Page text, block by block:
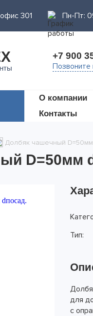
офис 301 Пн-Пт:
+7 900
Позвоните
О компании
Контакты
Долбяк чашечный D=50мм
D=50мм
Тип:
для
с